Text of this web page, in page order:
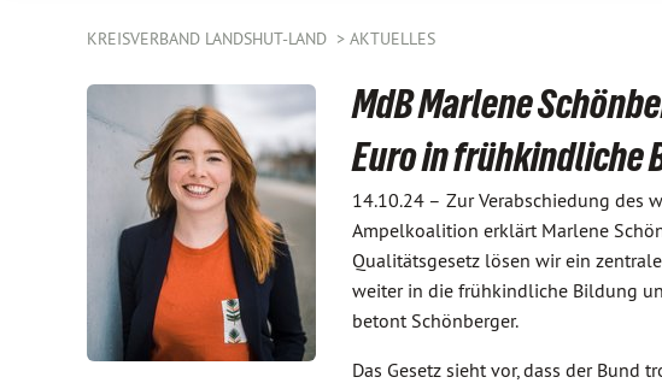
KREISVERBAND LANDSHUT-LAND AKTUELLES
MdB Marlene
Euro in frühkindliche
14.10.24 – Zur Verabschiedung des
Ampelkoalition erklärt Marlene
Qualitätsgesetz lösen wir ein
weiter in die frühkindliche Bildung
betont Schönberger.
Das Gesetz sieht vor, dass der Bund